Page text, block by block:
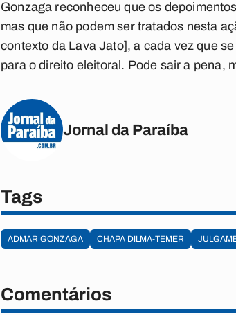
Gonzaga reconheceu que os
mas que não podem ser tratados nesta
contexto da Lava Jato], a cada vez que
para o direito eleitoral. Pode sair a pena,
Jornal da Paraíba
Tags
ADMAR GONZAGA CHAPA DILMA-TEMER
Comentários